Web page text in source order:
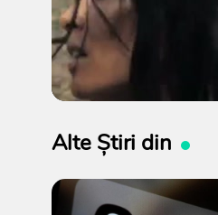
Alte Știri din